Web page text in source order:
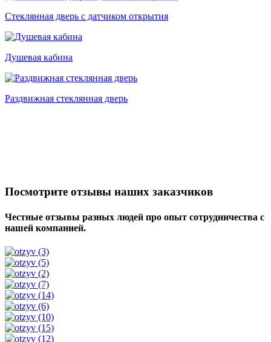
Стеклянная дверь с датчиком открытия
Душевая кабина
Раздвижная стеклянная дверь
Посмотрите отзывы наших заказчиков
Честные отзывы разных людей про опыт сотрудничества с
нашей компанией.